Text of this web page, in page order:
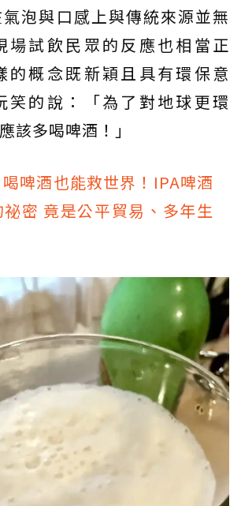
泡與口感上與傳統來源並無
場試飲民眾的反應也相當正
的概念既新穎且具有環保意
笑的說：「為了對地球更環
該多喝啤酒！」
喝啤酒也能救世界！IPA啤酒
密 竟是公平貿易、多年生